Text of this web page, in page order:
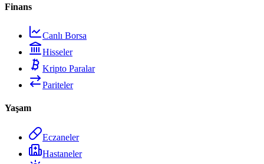
Finans
Canlı Borsa
Hisseler
Kripto Paralar
Pariteler
Yaşam
Eczaneler
Hastaneler